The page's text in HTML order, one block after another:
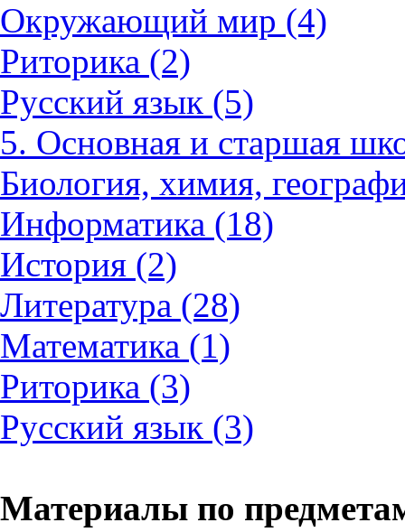
Окружающий мир (4)
Риторика (2)
Русский язык (5)
5. Основная и старшая
Биология, химия,
Информатика (18)
История (2)
Литература (28)
Математика (1)
Риторика (3)
Русский язык (3)
Материалы по